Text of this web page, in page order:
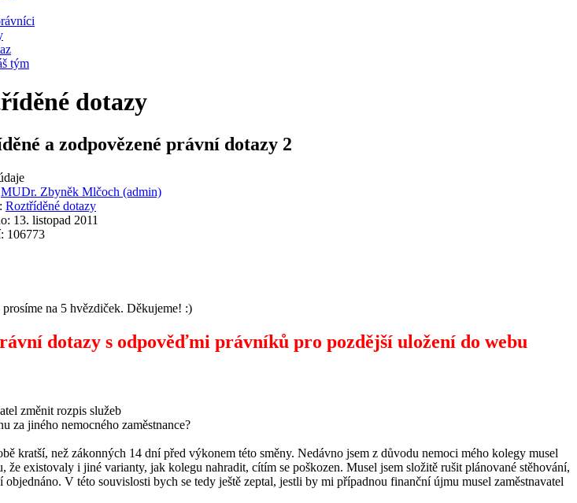
tým
dotazy
a zodpovězené právní dotazy 2
MUDr. Zbyněk Mlčoch (admin)
Roztříděné dotazy
13. listopad 2011
106773
na 5 hvězdiček. Děkujeme! :)
dotazy s odpověďmi právníků pro pozdější uložení do webu
změnit rozpis služeb
za jiného nemocného zaměstnance?
kratší, než zákonných 14 dní před výkonem této směny. Nedávno jsem z důvodu nemoci mého kolegy musel
existovaly i jiné varianty, jak kolegu nahradit, cítím se poškozen. Musel jsem složitě rušit plánované stěhování,
V této souvislosti bych se tedy ještě zeptal, jestli by mi případnou finanční újmu musel zaměstnavatel